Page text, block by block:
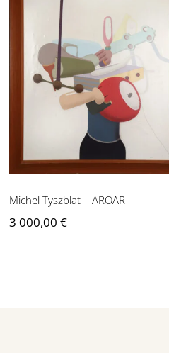
Michel Tyszblat – AROAR
Michel Tyszblat – AROAR
3 000,00 €